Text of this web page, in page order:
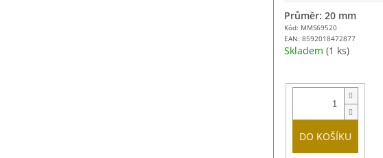
Kód: MMS69520
EAN: 8592018472877
Průměr: 20 mm
Skladem (1 ks)
DO KOŠÍKU